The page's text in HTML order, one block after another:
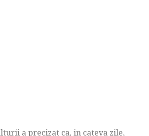
a precizat ca, in cateva zile,